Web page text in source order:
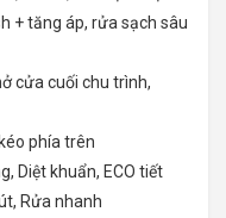
+ tăng áp, rửa sạch sâu
cửa cuối chu trình,
phía trên
Diệt khuẩn, ECO tiết
Rửa nhanh